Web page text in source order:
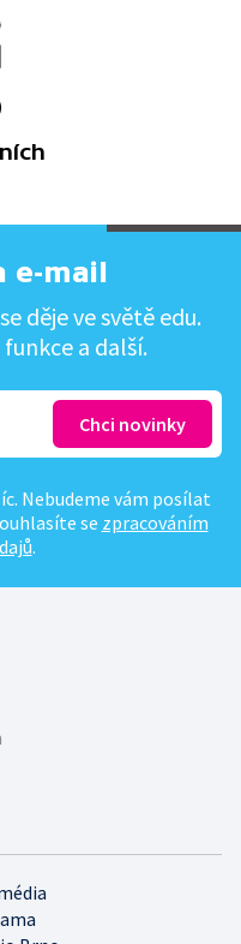
e-mail
děje ve světě edu.
a další.
Nebudeme vám posílat
se zpracováním
.